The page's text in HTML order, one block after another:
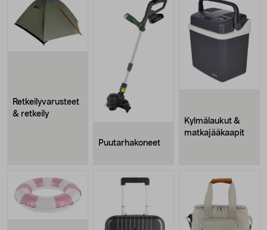
Retkeilyvarusteet
& retkeily
Puutarhakoneet
Kylmälaukut &
matkajääkaapit